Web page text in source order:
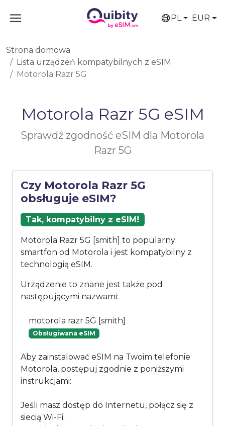
PL EUR
Strona domowa
Lista urządzeń kompatybilnych z eSIM
Motorola Razr 5G
Motorola Razr 5G eSIM
Sprawdź zgodność eSIM dla Motorola
Razr 5G
Czy Motorola Razr 5G
obsługuje eSIM?
Tak, kompatybilny z eSIM!
Motorola Razr 5G [smith] to popularny
smartfon od Motorola i jest kompatybilny z
technologią eSIM.
Urządzenie to znane jest także pod
następującymi nazwami:
motorola razr 5G [smith]
Obsługiwana eSIM
Aby zainstalować eSIM na Twoim telefonie
Motorola, postępuj zgodnie z poniższymi
instrukcjami:
Jeśli masz dostęp do Internetu, połącz się z
siecią Wi-Fi.